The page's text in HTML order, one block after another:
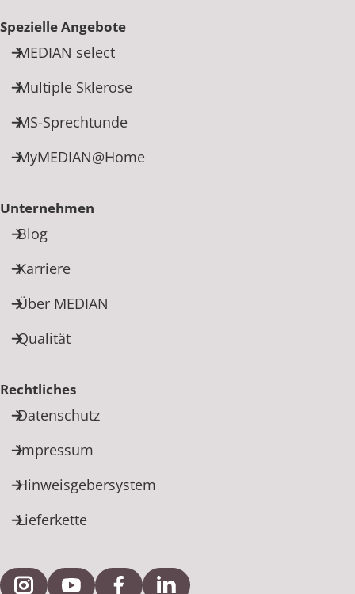
Spezielle Angebote
MEDIAN select
Multiple Sklerose
MS-Sprechtunde
MyMEDIAN@Home
Unternehmen
Blog
Karriere
Über MEDIAN
Qualität
Rechtliches
Datenschutz
Impressum
Hinweisgebersystem
Lieferkette